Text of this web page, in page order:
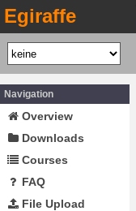
Egiraffe
Navigation
Overview
Downloads
Courses
FAQ
File Upload